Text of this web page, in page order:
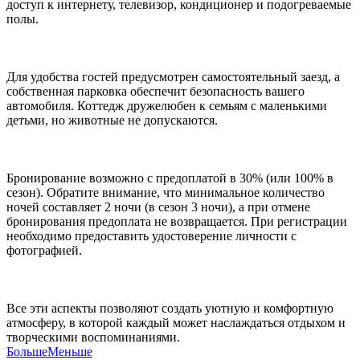
доступ к интернету, телевизор, кондиционер и подогреваемые
полы.
Для удобства гостей предусмотрен самостоятельный заезд, а
собственная парковка обеспечит безопасность вашего
автомобиля. Коттедж дружелюбен к семьям с маленькими
детьми, но животные не допускаются.
Бронирование возможно с предоплатой в 30% (или 100% в
сезон). Обратите внимание, что минимальное количество
ночей составляет 2 ночи (в сезон 3 ночи), а при отмене
бронирования предоплата не возвращается. При регистрации
необходимо предоставить удостоверение личности с
фотографией.
Все эти аспекты позволяют создать уютную и комфортную
атмосферу, в которой каждый может наслаждаться отдыхом и
творческими воспоминаниями.
БольшеМеньше